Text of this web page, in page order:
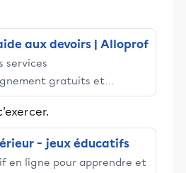
aux devoirs | Alloprof
services
gratuits et
engage les élèves
dans la réussite
- jeux éducatifs
en ligne pour apprendre et